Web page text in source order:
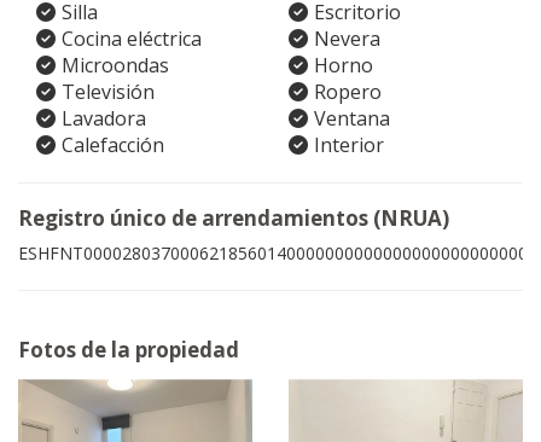
Silla
Escritorio
Cocina eléctrica
Nevera
Microondas
Horno
Televisión
Ropero
Lavadora
Ventana
Calefacción
Interior
Registro único de arrendamientos (NRUA)
ESHFNT00002803700062185601400000000000000000000000009
Fotos de la propiedad